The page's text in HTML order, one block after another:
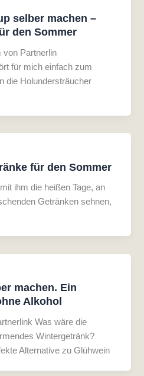
selber machen –
den Sommer
von Partnerlin
für mich einfach zum
die Holundersträucher
für den Sommer
ihm die heißen Tage, an
Getränken sehnen,
machen. Ein
Alkohol
Was wäre die
Wintergetränk?
Alternative zu Glühwein